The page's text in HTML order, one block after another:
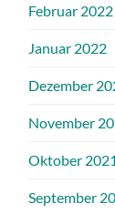
Februar 2022
Januar 2022
Dezember
November
Oktober 2021
September